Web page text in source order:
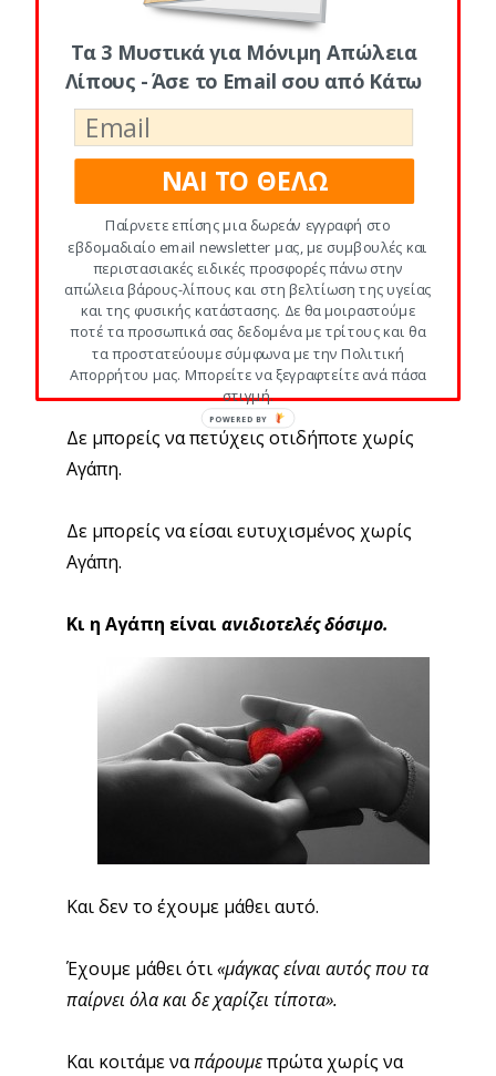
Αν κάποιο κύτταρο επαναστατήσει, γίνεται
καρκίνωμα
του σώματος.
Όπως τα κύτταρα του σώματος, έτσι κι
εμείς είμαστε κύτταρα τουμεγάκοσμου.
Όσο νομίζουμε οτι είμαστε“ξεχωριστοί”,
γινόμαστε καρκινώματα του σύμπαντος
όπως τα κύτταρα που επαναστατούν.
Δε μπορείς να πετύχεις οτιδήποτε χωρίς
Αγάπη.
Δε μπορείς να είσαι ευτυχισμένος χωρίς
Αγάπη.
Κι η Αγάπη είναι ανιδιοτελές δόσιμο.
Και δεν το έχουμε μάθει αυτό.
Έχουμε μάθει ότι«μάγκας είναι αυτός που τα
παίρνει όλα και δε χαρίζει τίποτα».
Και κοιτάμε ναπάρουμεπρώτα χωρίς να
Τα 3 Μυστικά για Μόνιμη Απώλεια
Λίπους - Άσε το Email σου από Κάτω
ΝΑΙ ΤΟ ΘΕΛΩ
Παίρνετε επίσης μια δωρεάν εγγραφή στο
εβδομαδιαίο email newsletter μας, με συμβουλές και
περιστασιακές ειδικές προσφορές πάνω στην
απώλεια βάρους-λίπους και στη βελτίωση της υγείας
και της φυσικής κατάστασης. Δε θα μοιραστούμε
ποτέ τα προσωπικά σας δεδομένα με τρίτους και θα
τα προστατεύουμε σύμφωνα με την Πολιτική
Απορρήτου μας. Μπορείτε να ξεγραφτείτε ανά πάσα
στιγμή.